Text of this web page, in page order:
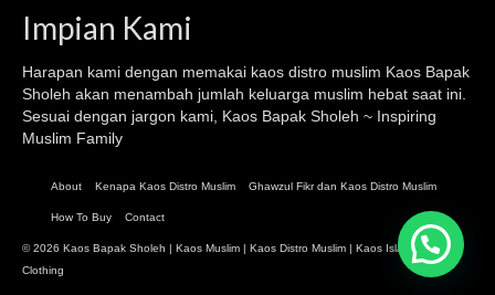
Impian Kami
Harapan kami dengan memakai kaos distro muslim Kaos Bapak
Sholeh akan menambah jumlah keluarga muslim hebat saat ini.
Sesuai dengan jargon kami, Kaos Bapak Sholeh ~ Inspiring
Muslim Family
About Kenapa Kaos Distro Muslim Ghawzul Fikr dan Kaos Distro Muslim
How To Buy Contact
© 2026 Kaos Bapak Sholeh | Kaos Muslim | Kaos Distro Muslim | Kaos Islami| Islamic
Clothing